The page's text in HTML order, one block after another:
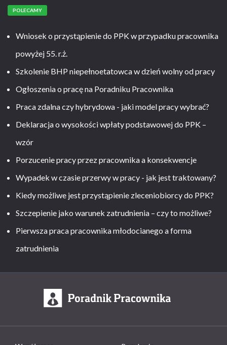
POLECAMY
Wniosek o przystąpienie do PPK w przypadku pracownika
powyżej 55. r.ż.
Szkolenie BHP niepełnoetatowca w dzień wolny od pracy
Ogłoszenia o pracę na Poradniku Pracownika
Praca zdalna czy hybrydowa - jaki model pracy wybrać?
Deklaracja o wysokości wpłaty podstawowej do PPK –
wzór
Porzucenie pracy przez pracownika a konsekwencje
Wypadek w czasie przerwy w pracy - jak jest traktowany?
Kiedy możliwe jest przystąpienie zleceniobiorcy do PPK?
Szczepienie jako warunek zatrudnienia – czy to możliwe?
Pierwsza praca pracownika młodocianego a forma
zatrudnienia